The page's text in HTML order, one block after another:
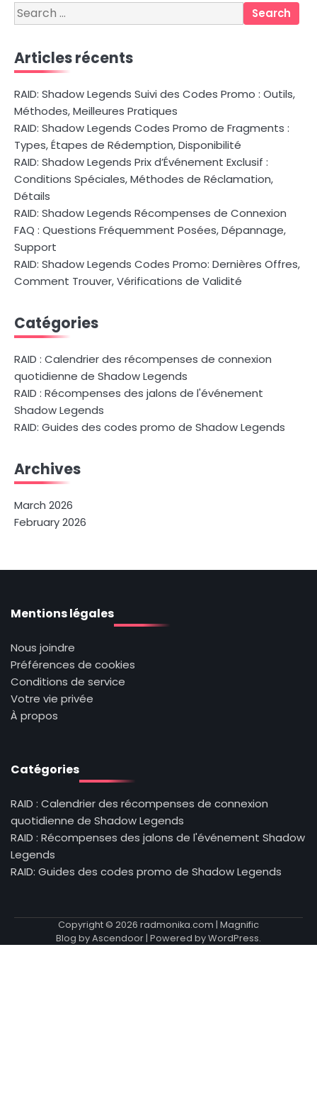
Search
for:
Articles récents
RAID: Shadow Legends Suivi des Codes Promo : Outils,
Méthodes, Meilleures Pratiques
RAID: Shadow Legends Codes Promo de Fragments :
Types, Étapes de Rédemption, Disponibilité
RAID: Shadow Legends Prix d’Événement Exclusif :
Conditions Spéciales, Méthodes de Réclamation,
Détails
RAID: Shadow Legends Récompenses de Connexion
FAQ : Questions Fréquemment Posées, Dépannage,
Support
RAID: Shadow Legends Codes Promo: Dernières Offres,
Comment Trouver, Vérifications de Validité
Catégories
RAID : Calendrier des récompenses de connexion
quotidienne de Shadow Legends
RAID : Récompenses des jalons de l'événement
Shadow Legends
RAID: Guides des codes promo de Shadow Legends
Archives
March 2026
February 2026
Mentions légales
Nous joindre
Préférences de cookies
Conditions de service
Votre vie privée
À propos
Catégories
RAID : Calendrier des récompenses de connexion
quotidienne de Shadow Legends
RAID : Récompenses des jalons de l'événement Shadow
Legends
RAID: Guides des codes promo de Shadow Legends
Copyright © 2026 radmonika.com | Magnific
Blog byAscendoor | Powered byWordPress.